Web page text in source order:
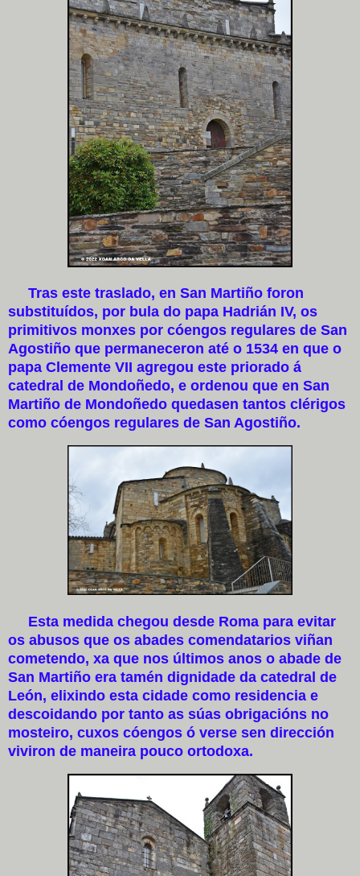
Tras este traslado, en San Martiño foron
substituídos, por bula do papa Hadrián IV, os
primitivos monxes por cóengos regulares de San
Agostiño que permaneceron até o 1534 en que o
papa Clemente VII agregou este priorado á
catedral de Mondoñedo, e ordenou que en San
Martiño de Mondoñedo quedasen tantos clérigos
como cóengos regulares de San Agostiño.
Esta medida chegou desde Roma para evitar
os abusos que os abades comendatarios viñan
cometendo, xa que nos últimos anos o abade de
San Martiño era tamén dignidade da catedral de
León, elixindo esta cidade como residencia e
descoidando por tanto as súas obrigacións no
mosteiro, cuxos cóengos ó verse sen dirección
viviron de maneira pouco ortodoxa.